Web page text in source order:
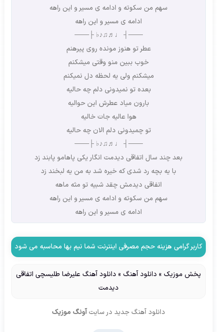
سهم من سکوته و ادامه ی مسیر و این راهه
ادامه ی مسیر و این راهه
───┤ ♩♬♫♪♭ ├───
عطر تو هنوز مونده روی پیرهنم
خوب ببین منو وقتی میشکنم
میشکنم ولی یه لحظه دل نمیکنم
بعده تو نمیدونی دلم چه حالیه
بارون میاد عطرش این حوالیه
هوا عالیه جات خالیه
تو چمیدونی دلم الان چه حالیه
───┤ ♩♬♫♪♭ ├───
بعد چند سال اتفاقی دیدمت انگار یکی پاهامو پابند زد
با یه بچه رد شدی که خیره شد به من یه لبخند زد
اتفاقی دیدمش چقد شبیه تو مثه ماهه
سهم من سکوته و ادامه ی مسیر و این راهه
ادامه ی مسیر و این راهه
کاربر گرامی هزینه حجم مصرفی اینترنت شما نیم بها محاسبه می شود
پخش موزیک » دانلود آهنگ » دانلود آهنگ علیرضا طلیسچی اتفاقی
دیدمت
دانلود آهنگ جدید در سایت آونگ موزیک